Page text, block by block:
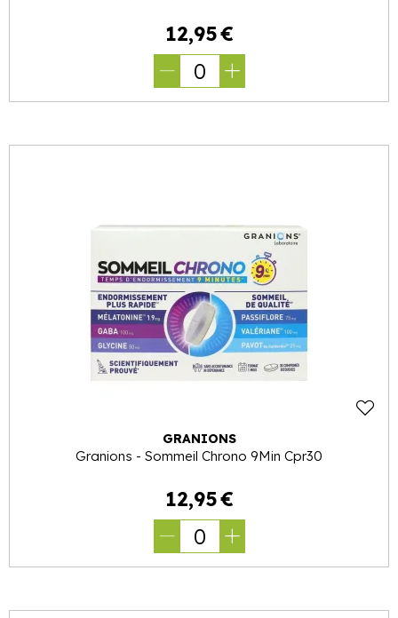
12,95€
0
GRANIONS
Granions - Sommeil Chrono 9Min Cpr30
12,95€
0